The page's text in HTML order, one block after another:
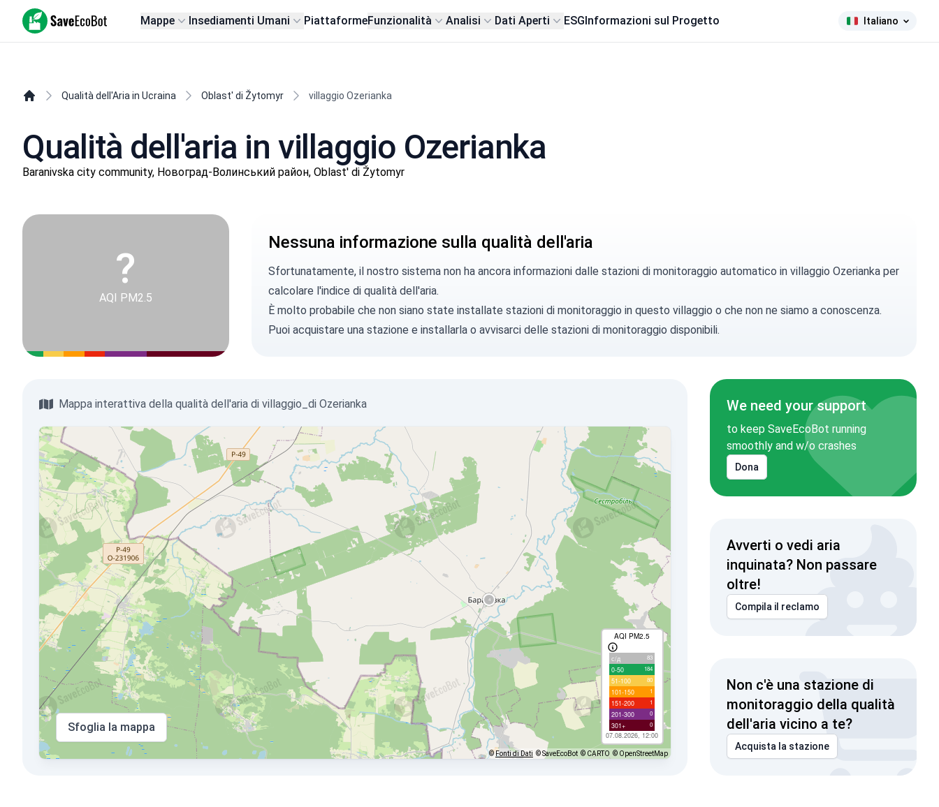
SaveEcoBot Mappe Insediamenti Umani PiattaformeFunzionalità Analisi Dati Aperti ESGInformazioni sul Progetto Italiano
Qualità dell'Aria in Ucraina Oblast' di Žytomyr villaggio Ozerianka
Qualità dell'aria in villaggio Ozerianka
Baranivska city community, Новоград-Волинський район, Oblast' di Žytomyr
?
AQI PM2.5
Nessuna informazione sulla qualità dell'aria
Sfortunatamente, il nostro sistema non ha ancora informazioni dalle stazioni di monitoraggio automatico in villaggio Ozerianka per
calcolare l'indice di qualità dell'aria.
È molto probabile che non siano state installate stazioni di monitoraggio in questo villaggio o che non ne siamo a conoscenza.
Puoi acquistare una stazione e installarla o avvisarcidelle stazioni di monitoraggio disponibili.
Mappa interattiva della qualità dell'aria di villaggio_di Ozerianka
AQI PM2.5
с/д 83
0-50 184
51-100 80
101-150 1
151-200 1
201-300 0
301+ 0
07.08.2026, 12:00
Sfoglia la mappa
©Fonti di Dati © SaveEcoBot © CARTO © OpenStreetMap
We need your support
to keep SaveEcoBot running
smoothly and w/o crashes
Dona
Avverti o vedi aria
inquinata? Non passare
oltre!
Compila il reclamo
Non c'è una stazione di
monitoraggio della qualità
dell'aria vicino a te?
Acquista la stazione